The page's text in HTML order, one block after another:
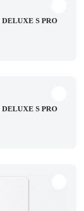
S PRO
S PRO